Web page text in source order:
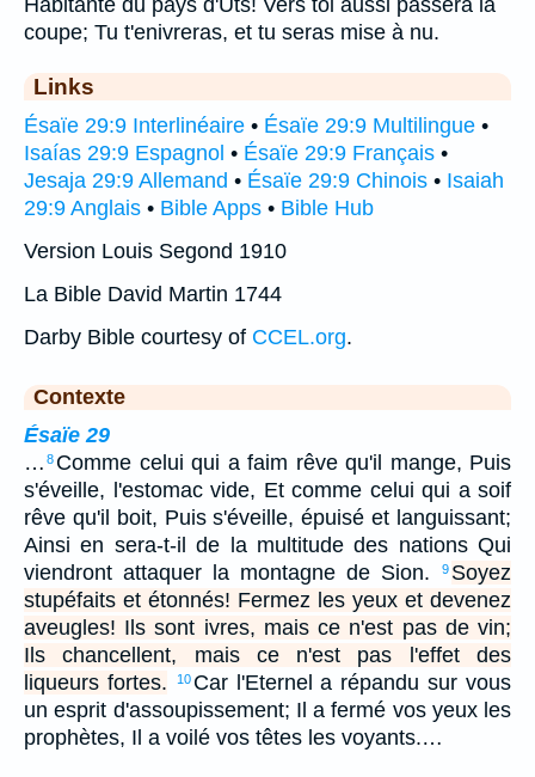
Habitante du pays d'Uts! Vers toi aussi passera la
coupe; Tu t'enivreras, et tu seras mise à nu.
Links
Ésaïe 29:9 Interlinéaire • Ésaïe 29:9 Multilingue •
Isaías 29:9 Espagnol • Ésaïe 29:9 Français •
Jesaja 29:9 Allemand • Ésaïe 29:9 Chinois • Isaiah
29:9 Anglais • Bible Apps • Bible Hub
Version Louis Segond 1910
La Bible David Martin 1744
Darby Bible courtesy of CCEL.org.
Contexte
Ésaïe 29
… 8 Comme celui qui a faim rêve qu'il mange, Puis
s'éveille, l'estomac vide, Et comme celui qui a soif
rêve qu'il boit, Puis s'éveille, épuisé et languissant;
Ainsi en sera-t-il de la multitude des nations Qui
viendront attaquer la montagne de Sion.
9 Soyez
stupéfaits et étonnés! Fermez les yeux et devenez
aveugles! Ils sont ivres, mais ce n'est pas de vin;
Ils chancellent, mais ce n'est pas l'effet des
liqueurs fortes.
10 Car l'Eternel a répandu sur vous
un esprit d'assoupissement; Il a fermé vos yeux les
prophètes, Il a voilé vos têtes les voyants.…